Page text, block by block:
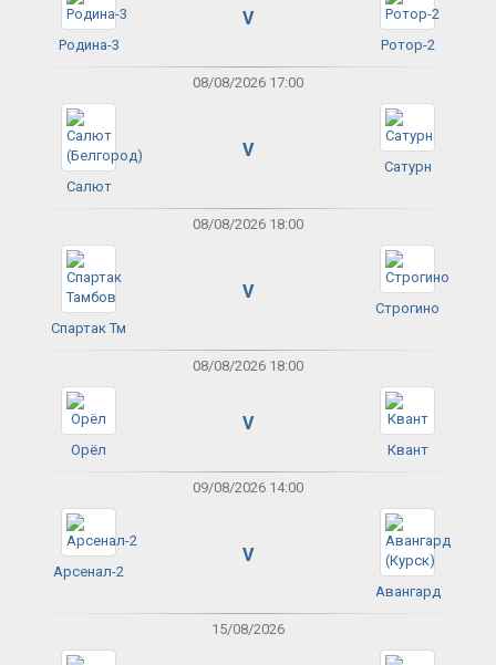
Родина-3
V
Ротор-2
08/08/2026 17:00
Салют
V
Сатурн
08/08/2026 18:00
Спартак Тм
V
Строгино
08/08/2026 18:00
Орёл
V
Квант
09/08/2026 14:00
Арсенал-2
V
Авангард
15/08/2026